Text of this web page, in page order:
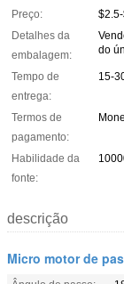
Preço:
Detalhes da
embalagem:
do
Tempo de
entrega:
15-
Termos de
pagamento:
Habilidade da
fonte:
descrição
Micro motor de